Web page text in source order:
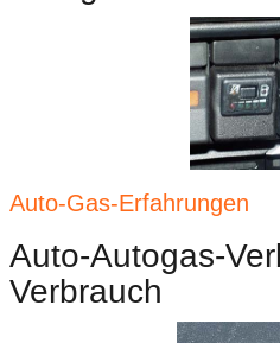
Auto-Gas-Erfahrungen
Auto-Autogas-
Verbrauch